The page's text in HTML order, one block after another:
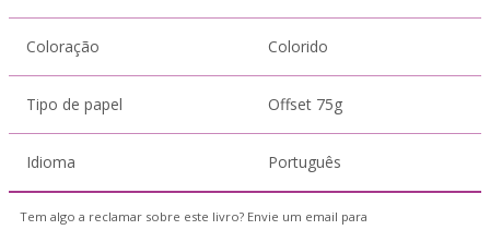
Coloração Colorido
Tipo de papel Offset 75g
Idioma Português
Tem algo a reclamar sobre este livro? Envie um email para